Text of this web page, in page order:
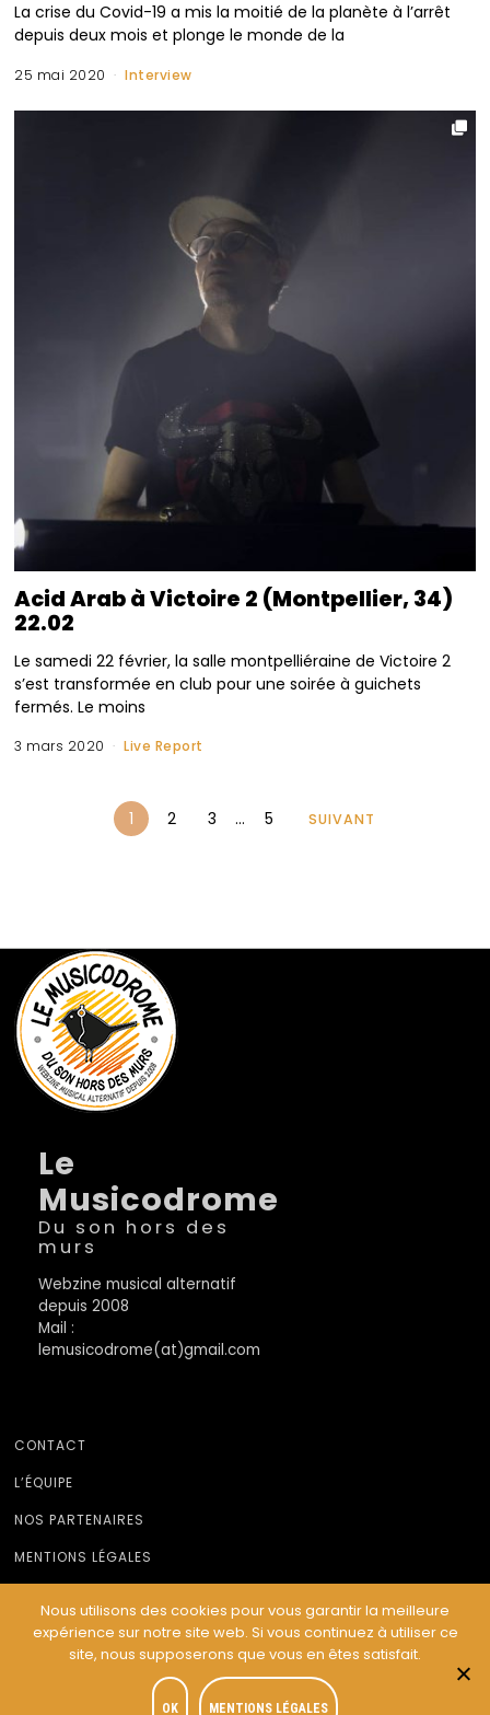
La crise du Covid-19 a mis la moitié de la planète à l’arrêt
depuis deux mois et plonge le monde de la
25 mai 2020 Interview
Acid Arab à Victoire 2 (Montpellier, 34)
22.02
Le samedi 22 février, la salle montpelliéraine de Victoire 2
s’est transformée en club pour une soirée à guichets
fermés. Le moins
3 mars 2020 Live Report
1 2 3 … 5 SUIVANT
Le
Musicodrome
Du son hors des
murs
Webzine musical alternatif
depuis 2008
Mail :
lemusicodrome(at)gmail.com
CONTACT
L’ÉQUIPE
NOS PARTENAIRES
MENTIONS LÉGALES
© Le Musicodrome 2022 - Webdesign :Cereal Concept
Nous utilisons des cookies pour vous garantir la meilleure
expérience sur notre site web. Si vous continuez à utiliser ce
site, nous supposerons que vous en êtes satisfait.
OK MENTIONS LÉGALES